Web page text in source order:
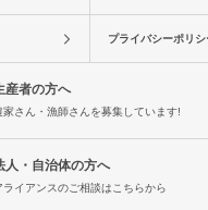
プライバシーポリシ
産者の方へ
家さん・漁師さんを募集しています!
人・自治体の方へ
ライアンスのご相談はこちらから